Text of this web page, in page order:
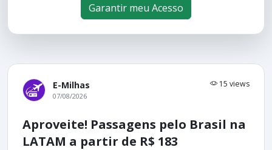
Garantir meu Acesso
E-Milhas 15 views
07/08/2026
Aproveite! Passagens pelo Brasil na
LATAM a partir de R$ 183